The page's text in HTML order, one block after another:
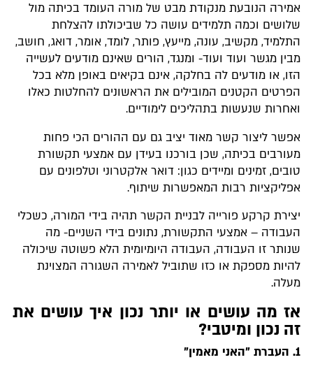
אמירה הנובעת מנקודת מבט של מורה העומד בכיתה מול
שלושים וכמה תלמידים עושה כל שביכולתו להצלחת
התלמיד, מקשיב, עונה, מייעץ, פותר, לומד, אומר, דואג, חושב,
מבין מגשר ועוד ועוד- ומנגד, הורים שאינם מודעים לעשייה
הזו, או מודעים לה בחלקה, אינם בקיאים באופן מלא בכל
הפרטים הקטנים המובילים את הראשונים להחלטות כאלו
ואחרות שנעשות בתהליכים לימודיים.
אפשר ליצור קשר מאוד יציב גם עם ההורים הכי פחות
מעורבים בכיתה, שכן בורכנו בעידן עם אמצעי תקשורת
טובים, זמינים ומיידים כגון: דואר אלקטרוני וטלפונים עם
אפליקציות רבות המאפשרות שיתוף.
יצירת קרקע פורייה לבניית הקשר תהיה בידי המורה, כשכלי
העבודה – אמצעי התקשורת, נתונים בידי השניים- מה
שנותר זו העבודה, העבודה היומיומית הלא פשוטה שיכולה
להיות מספקת או כזו שתוביל לאמירה השגורה המצוינת
מעלה.
אז מה עושים או יותר נכון איך עושים את
זה נכון ומיטבי?
1. העברת "האני מאמין"